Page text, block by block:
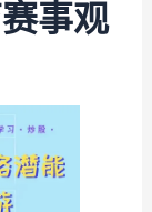
事观